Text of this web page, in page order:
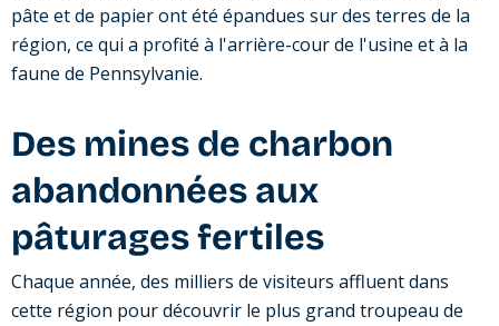
pâte et de papier ont été épandues sur des terres de la
région, ce qui a profité à l'arrière-cour de l'usine et à la
faune de Pennsylvanie.
Des mines de charbon
abandonnées aux
pâturages fertiles
Chaque année, des milliers de visiteurs affluent dans
cette région pour découvrir le plus grand troupeau de